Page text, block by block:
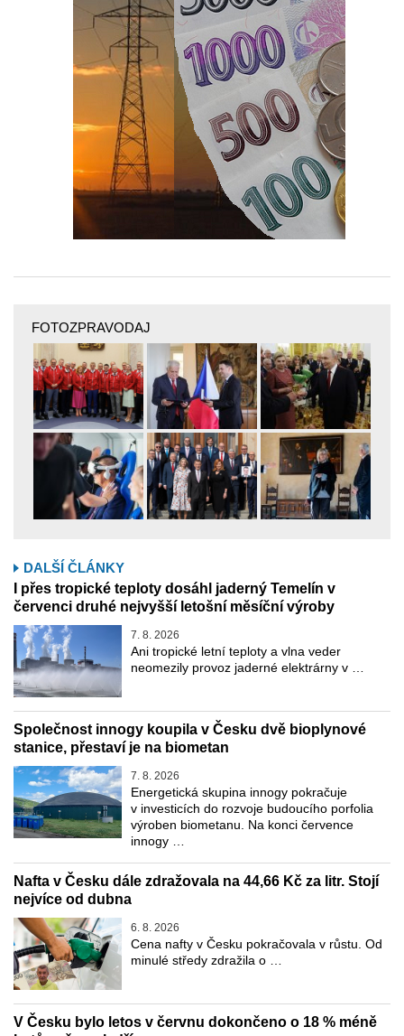
FOTOZPRAVODAJ
DALŠÍ ČLÁNKY
I přes tropické teploty dosáhl jaderný Temelín v
červenci druhé nejvyšší letošní měsíční výroby
7. 8. 2026
Ani tropické letní teploty a vlna veder
neomezily provoz jaderné elektrárny v …
Společnost innogy koupila v Česku dvě bioplynové
stanice, přestaví je na biometan
7. 8. 2026
Energetická skupina innogy pokračuje
v investicích do rozvoje budoucího porfolia
výroben biometanu. Na konci července
innogy …
Nafta v Česku dále zdražovala na 44,66 Kč za litr. Stojí
nejvíce od dubna
6. 8. 2026
Cena nafty v Česku pokračovala v růstu. Od
minulé středy zdražila o …
V Česku bylo letos v červnu dokončeno o 18 % méně